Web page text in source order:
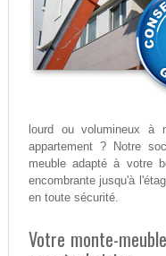
lourd ou volumineux à
appartement ? Notre
meuble adapté à votre
encombrante jusqu'à
en toute sécurité.
Votre monte-